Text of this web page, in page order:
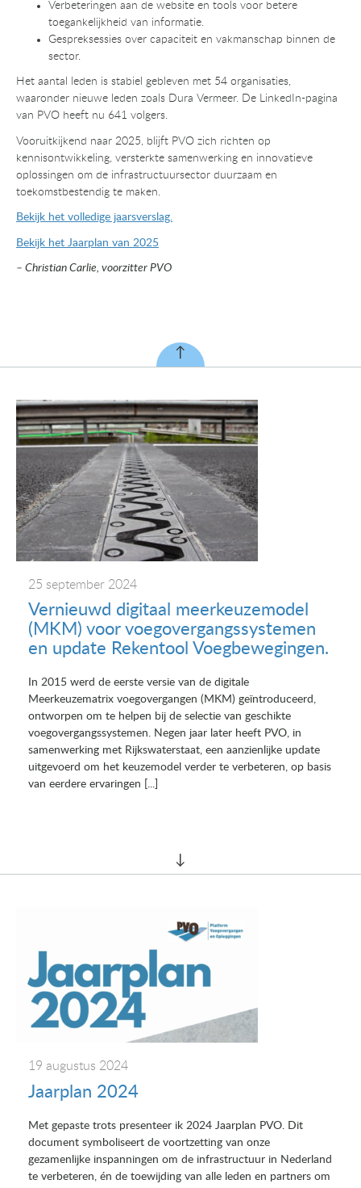
Verbeteringen aan de website en tools voor betere
toegankelijkheid van informatie.
Gespreksessies over capaciteit en vakmanschap binnen de
sector.
Het aantal leden is stabiel gebleven met 54 organisaties,
waaronder nieuwe leden zoals Dura Vermeer. De LinkedIn-pagina
van PVO heeft nu 641 volgers.
Vooruitkijkend naar 2025, blijft PVO zich richten op
kennisontwikkeling, versterkte samenwerking en innovatieve
oplossingen om de infrastructuursector duurzaam en
toekomstbestendig te maken.
Bekijk het volledige jaarsverslag.
Bekijk het Jaarplan van 2025
– Christian Carlie, voorzitter PVO
25 september 2024
Vernieuwd digitaal meerkeuzemodel
(MKM) voor voegovergangssystemen
en update Rekentool Voegbewegingen.
In 2015 werd de eerste versie van de digitale
Meerkeuzematrix voegovergangen (MKM) geïntroduceerd,
ontworpen om te helpen bij de selectie van geschikte
voegovergangssystemen. Negen jaar later heeft PVO, in
samenwerking met Rijkswaterstaat, een aanzienlijke update
uitgevoerd om het keuzemodel verder te verbeteren, op basis
van eerdere ervaringen [...]
19 augustus 2024
Jaarplan 2024
Met gepaste trots presenteer ik 2024 Jaarplan PVO. Dit
document symboliseert de voortzetting van onze
gezamenlijke inspanningen om de infrastructuur in Nederland
te verbeteren, én de toewijding van alle leden en partners om